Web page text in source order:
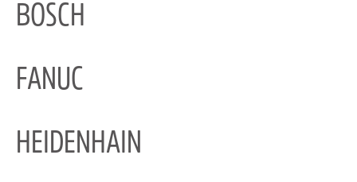
BOSCH
FANUC
HEIDENHAIN